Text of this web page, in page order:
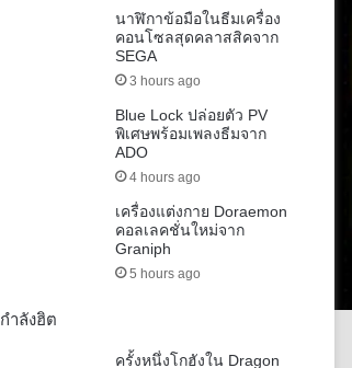
นาฬิกาข้อมือในธีมเครื่อง
คอนโซลสุดคลาสสิคจาก
SEGA
3 hours ago
Blue Lock ปล่อยตัว PV
พิเศษพร้อมเพลงธีมจาก
ADO
4 hours ago
เครื่องแต่งกาย Doraemon
คอลเลคชั่นใหม่จาก
Graniph
5 hours ago
กำลังฮิต
ครั้งหนึ่งโกฮังใน Dragon